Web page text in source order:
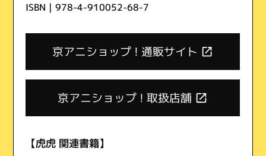
ISBN | 978-4-910052-68-7
京アニショップ ! 通販サイト
京アニショップ ! 取扱店舗
【虎虎 関連書籍】